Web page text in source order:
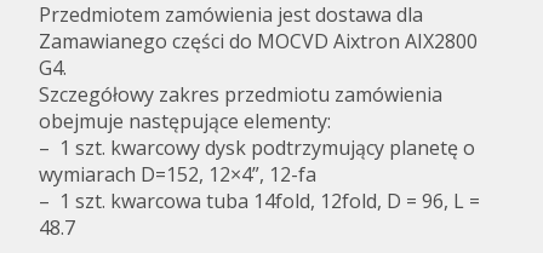
Przedmiotem zamówienia jest dostawa dla
Zamawianego części do MOCVD Aixtron AIX2800
G4.
Szczegółowy zakres przedmiotu zamówienia
obejmuje następujące elementy:
– 1 szt. kwarcowy dysk podtrzymujący planetę o
wymiarach D=152, 12×4”, 12-fa
– 1 szt. kwarcowa tuba 14fold, 12fold, D = 96, L =
48.7